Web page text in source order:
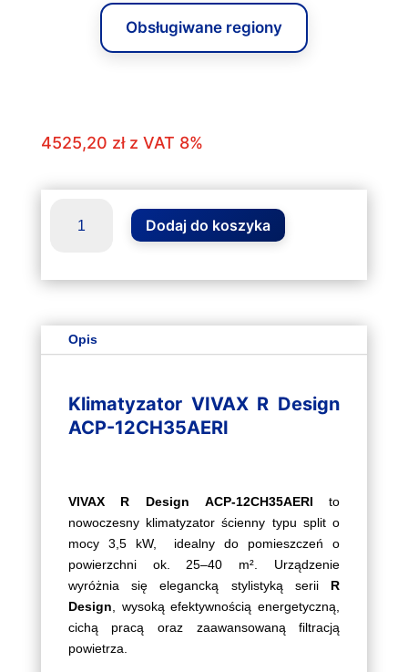
Obsługiwane regiony
4525,20 zł z VAT 8%
Klimatyzator
ACP-
12CH35AERI
Dodaj do koszyka
Opis
Klimatyzator VIVAX R Design
ACP-12CH35AERI
VIVAX R Design ACP-12CH35AERI to
nowoczesny klimatyzator ścienny typu split o
mocy 3,5 kW, idealny do pomieszczeń o
powierzchni ok. 25–40 m². Urządzenie
wyróżnia się elegancką stylistyką serii R
Design , wysoką efektywnością energetyczną,
cichą pracą oraz zaawansowaną filtracją
powietrza.